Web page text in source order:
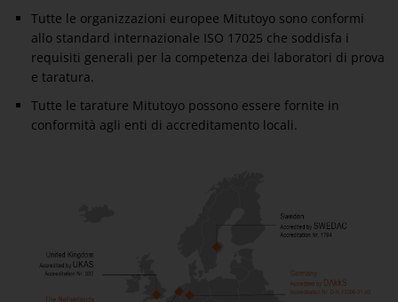
Tutte le organizzazioni europee Mitutoyo sono conformi
allo standard internazionale ISO 17025 che soddisfa i
requisiti generali per la competenza dei laboratori di prova
e taratura.
Tutte le tarature Mitutoyo possono essere fornite in
conformità agli enti di accreditamento locali.